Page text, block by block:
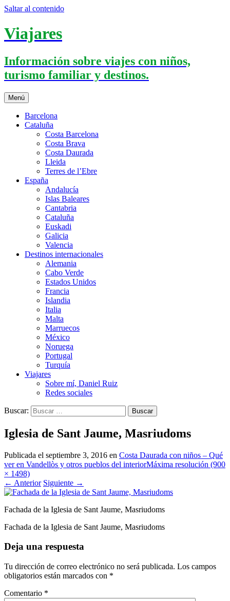
Saltar al contenido
Viajares
Información sobre viajes con niños,
turismo familiar y destinos.
Menú
Barcelona
Cataluña
Costa Barcelona
Costa Brava
Costa Daurada
Lleida
Terres de l’Ebre
España
Andalucía
Islas Baleares
Cantabria
Cataluña
Euskadi
Galicia
Valencia
Destinos internacionales
Alemania
Cabo Verde
Estados Unidos
Francia
Islandia
Italia
Malta
Marruecos
México
Noruega
Portugal
Turquía
Viajares
Sobre mí, Daniel Ruiz
Redes sociales
Buscar:
Iglesia de Sant Jaume, Masriudoms
Publicada el septiembre 3, 2016 en Costa Daurada con niños – Qué
ver en Vandellòs y otros pueblos del interiorMáxima resolución (900
× 1498)
← Anterior Siguiente →
Fachada de la Iglesia de Sant Jaume, Masriudoms
Fachada de la Iglesia de Sant Jaume, Masriudoms
Deja una respuesta
Tu dirección de correo electrónico no será publicada. Los campos
obligatorios están marcados con *
Comentario *